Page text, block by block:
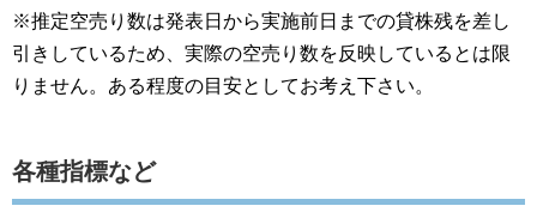
※推定空売り数は発表日から実施前日までの貸株残を差し
引きしているため、実際の空売り数を反映しているとは限
りません。ある程度の目安としてお考え下さい。
各種指標など